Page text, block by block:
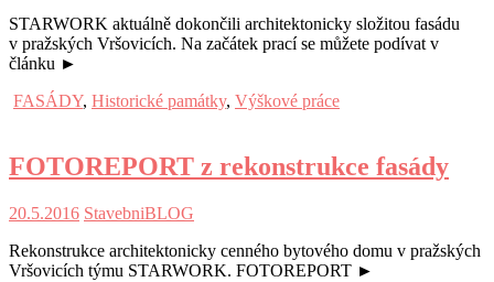
STARWORK aktuálně dokončili architektonicky složitou fasádu
v pražských Vršovicích. Na začátek prací se můžete podívat v
článku ►
FASÁDY, Historické památky, Výškové práce
FOTOREPORT z rekonstrukce fasády
20.5.2016 StavebniBLOG
Rekonstrukce architektonicky cenného bytového domu v pražských
Vršovicích týmu STARWORK. FOTOREPORT ►